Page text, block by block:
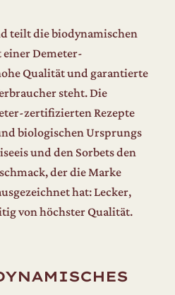
teilt die biodynamischen
einer Demeter-
Qualität und garantierte
steht. Die
zertifizierten Rezepte
biologischen Ursprungs
und den Sorbets den
der die Marke
hat: Lecker,
von höchster Qualität.